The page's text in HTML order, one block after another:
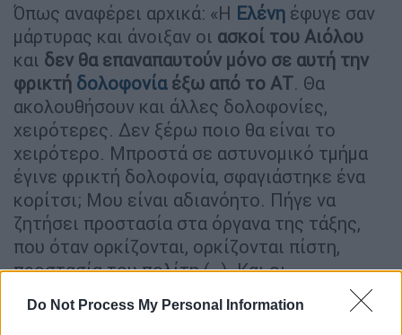
Do Not Process My Personal Information
Όπως αναφέρει αρχικά: «Η Ελένη έφυγε σαν
μάρτυρας και άνοιξαν οι ασκοί του Αιόλου
και δεν θα επαναπαυτούν μόνο σε αυτή την
φρικτή δολοφονία έξω από το ΑΤ. Θα
ακολουθήσουν και άλλες δολοφονίες,
χειρότερες. Δεν ξέρω ποιο θα είναι το
χειρότερο. Μπροστά σε αστυνομικό τμήμα
έγινε φρικτή δολοφονία, σφαγιάστηκε ένα
κορίτσι; Μου είναι αδιανόητο. Πήγε να
ζητήσει προστασία στα όργανα της τάξης,
που όταν ορκίζονται, ορκίζονται πίστη,
προστασία του πολίτη (…). Και οι
αστυφύλακες με τους 9 μήνες εκπαίδευσης,
δεν εκπαιδεύονται σωστά. Με τόσους μήνες